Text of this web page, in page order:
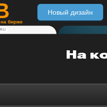
бирже
Новый дизайн